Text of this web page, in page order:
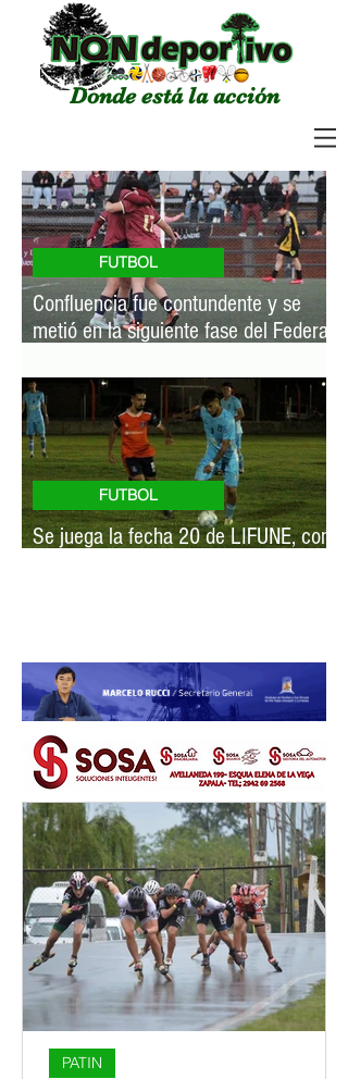
Donde está la acción
Confluencia fue contundente y se
metió en la siguiente fase del Federal
FUTBOL
Se juega la fecha 20 de LIFUNE, con
FUTBOL
PATIN